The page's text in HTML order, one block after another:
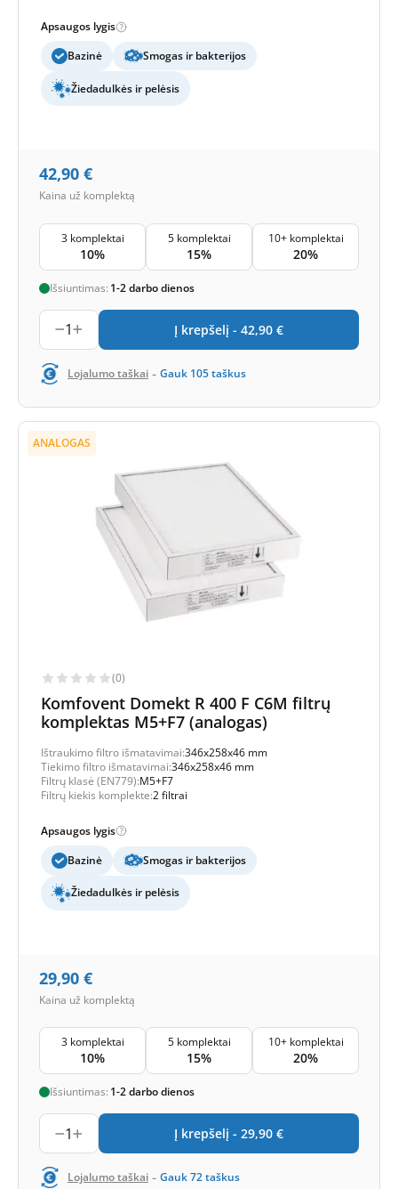
Apsaugos lygis
Bazinė
Smogas ir bakterijos
Žiedadulkės ir pelėsis
42,90 €
Kaina už komplektą
3 komplektai
10%
5 komplektai
15%
10+ komplektai
20%
Išsiuntimas: 1-2 darbo dienos
1 Į krepšelį - 42,90 €
Lojalumo taškai - Gauk 105taškus
ANALOGAS
(0)
Komfovent Domekt R 400 F C6M filtrų
komplektas M5+F7 (analogas)
Ištraukimo filtro išmatavimai:346x258x46 mm
Tiekimo filtro išmatavimai:346x258x46 mm
Filtrų klasė (EN779):M5+F7
Filtrų kiekis komplekte:2 filtrai
Apsaugos lygis
Bazinė
Smogas ir bakterijos
Žiedadulkės ir pelėsis
29,90 €
Kaina už komplektą
3 komplektai
10%
5 komplektai
15%
10+ komplektai
20%
Išsiuntimas: 1-2 darbo dienos
1 Į krepšelį - 29,90 €
Lojalumo taškai - Gauk72taškus